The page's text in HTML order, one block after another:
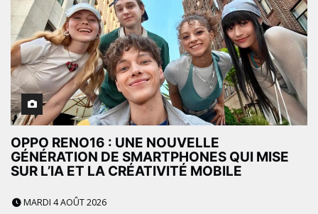
OPPO RENO16 : UNE NOUVELLE
GÉNÉRATION DE SMARTPHONES QUI MISE
SUR L’IA ET LA CRÉATIVITÉ MOBILE
MARDI 4 AOÛT 2026